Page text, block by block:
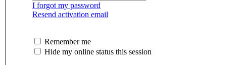
I forgot my password
Resend activation email
Remember me
Hide my online status this session